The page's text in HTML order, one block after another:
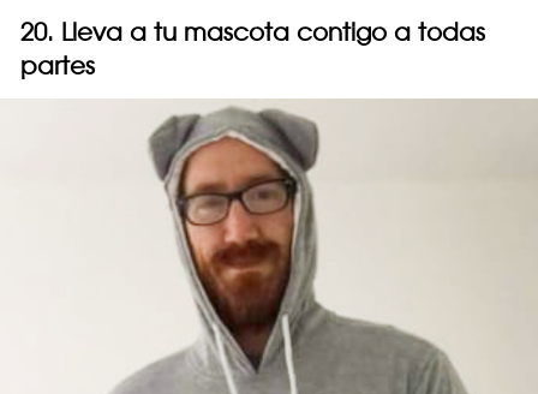
20. Lleva a tu mascota contigo a todas
partes